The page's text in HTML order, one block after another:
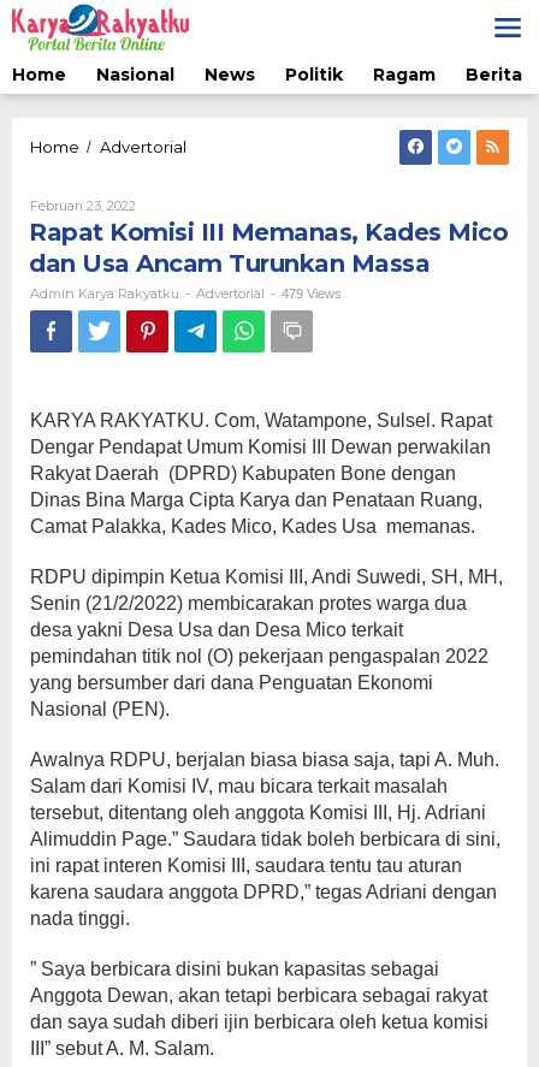
Lewati
ke
konten
Home
Nasional News Politik Ragam Berita
Home / Advertorial
Kades
dan
Usa
Ancam
Turunkan
Februari 23, 2022
Admin
Karya
Rakyatku
Rapat Komisi III Memanas, Kades Mico
dan Usa Ancam Turunkan Massa
Admin Karya Rakyatku - Advertorial - 479 Views
KARYA RAKYATKU. Com, Watampone, Sulsel. Rapat
Dengar Pendapat Umum Komisi III Dewan perwakilan
Rakyat Daerah (DPRD) Kabupaten Bone dengan
Dinas Bina Marga Cipta Karya dan Penataan Ruang,
Camat Palakka, Kades Mico, Kades Usa memanas.
RDPU dipimpin Ketua Komisi III, Andi Suwedi, SH, MH,
Senin (21/2/2022) membicarakan protes warga dua
desa yakni Desa Usa dan Desa Mico terkait
pemindahan titik nol (O) pekerjaan pengaspalan 2022
yang bersumber dari dana Penguatan Ekonomi
Nasional (PEN).
Awalnya RDPU, berjalan biasa biasa saja, tapi A. Muh.
Salam dari Komisi IV, mau bicara terkait masalah
tersebut, ditentang oleh anggota Komisi III, Hj. Adriani
Alimuddin Page.” Saudara tidak boleh berbicara di sini,
ini rapat interen Komisi III, saudara tentu tau aturan
karena saudara anggota DPRD,” tegas Adriani dengan
nada tinggi.
” Saya berbicara disini bukan kapasitas sebagai
Anggota Dewan, akan tetapi berbicara sebagai rakyat
dan saya sudah diberi ijin berbicara oleh ketua komisi
III” sebut A. M. Salam.